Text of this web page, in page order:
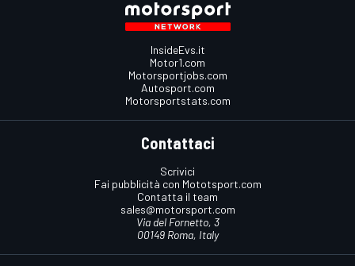
InsideEvs.it
Motor1.com
Motorsportjobs.com
Autosport.com
Motorsportstats.com
Contattaci
Scrivici
Fai pubblicità con Mototsport.com
Contatta il team
sales@motorsport.com
Via del Fornetto, 3
00149 Roma, Italy